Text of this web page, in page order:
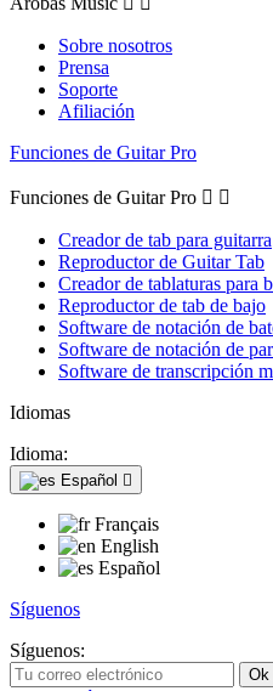
Sobre nosotros
Prensa
Soporte
Afiliación
Funciones de Guitar Pro
Funciones de Guitar Pro  
Creador de tab para guitarra
Reproductor de Guitar Tab
Creador de tablaturas para
Reproductor de tab de bajo
Software de notación de
Software de notación de
Software de transcripción
Idiomas
Idioma:
Español 
Français
English
Español
Síguenos
Síguenos: